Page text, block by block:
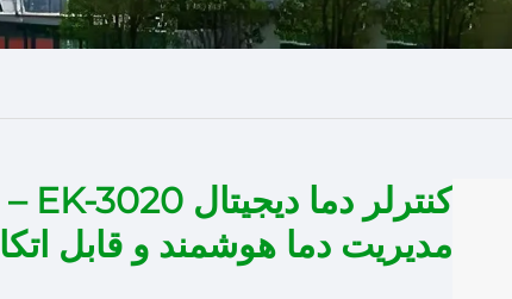
کنترلر دما دیجیتال EK-3020 –
مدیریت دما هوشمند و قابل اتکا